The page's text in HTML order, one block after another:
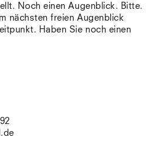
Noch einen Augenblick. Bitte.
nächsten freien Augenblick
Haben Sie noch einen